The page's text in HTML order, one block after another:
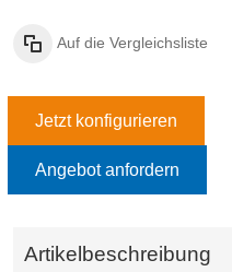
Auf die Vergleichsliste
Jetzt konfigurieren
Angebot anfordern
Artikelbeschreibung